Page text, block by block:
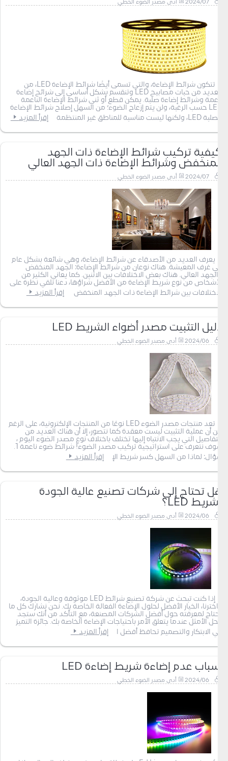
2024/07 أدى مصدر الضوء الخطي
تتكون شرائط الإضاءة، والتي تسمى أيضًا شرائط الإضاءة LED، من
العديد من حبات مصابيح LED وتنقسم بشكل أساسي إلى شرائح إضاءة
ناعمة وشرائط إضاءة صلبة. يمكن قطع أو ثني شرائط الإضاءة الناعمة
LED حسب الرغبة، ولن يتم إزعاج الضوء؛ من السهل إصلاح شرائط الإضاءة
الصلبة LED، ولكنها ليست مناسبة للمناطق غير المنتظمة
إقرأ المزيد
كيفية تركيب شرائط الإضاءة ذات الجهد
المنخفض وشرائط الإضاءة ذات الجهد العالي
2024/07 أدى مصدر الضوء الخطي
يعرف العديد من الأصدقاء عن شرائط الإضاءة، وهي شائعة بشكل عام
في غرف المعيشة. هناك نوعان من شرائط الإضاءة: الجهد المنخفض
والجهد العالي. هناك بعض الاختلافات بين الاثنين. كما يعاني الكثير من
الأشخاص من نوع شريط الإضاءة من الأفضل شراؤها، دعنا نلقي نظرة على
الاختلافات بين شرائط الإضاءة ذات الجهد المنخفض
إقرأ المزيد
دليل التثبيت مصدر أضواء الشريط LED
2024/06 أدى مصدر الضوء الخطي
تعد منتجات مصدر الضوء LED نوعًا من المنتجات الإلكترونية، على الرغم
من أن عملية التثبيت ليست معقدة كما نتصور، إلا أن هناك العديد من
التفاصيل التي يجب الانتباه إليها تختلف باختلاف نوع مصدر الضوء اليوم ،
سوف نتعرف على استراتيجية تركيب مصدر الضوء! شرائط ضوء ناعمة 1.
سؤال: لماذا من السهل كسر شريط الإ
إقرأ المزيد
هل تحتاج إلى شركات تصنيع عالية الجودة
لشريط LED؟
2024/06 أدى مصدر الضوء الخطي
إذا كنت تبحث عن شركة تصنيع شرائط LED موثوقة وعالية الجودة،
فاخترنا، الخيار الأفضل لحلول الإضاءة الفعالة الخاصة بك. نحن نشارك كل ما
تحتاج لمعرفته حول أفضل الشركات المصنعة، مع التأكد من أنك ستجد
الحل الأمثل عندما يتعلق الأمر باحتياجات الإضاءة الخاصة بك. جائزة التميز
في الابتكار والتصميم تحافظ أفضل ا
إقرأ المزيد
أسباب عدم إضاءة شريط إضاءة LED
2024/06 أدى مصدر الضوء الخطي